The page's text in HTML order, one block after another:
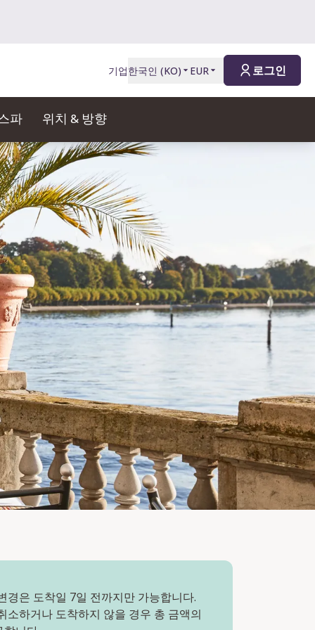
기업한국인 (KO) EUR 로그인
파 위치 & 방향
경은 도착일 7일 전까지만 가능합니다.
소하거나 도착하지 않을 경우 총 금액의